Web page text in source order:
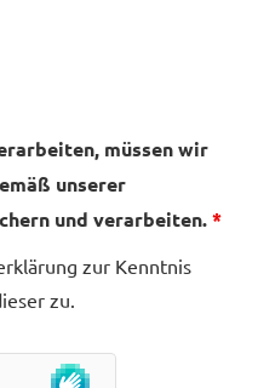
müssen wir
unserer
und verarbeiten.*
zur Kenntnis
zu.